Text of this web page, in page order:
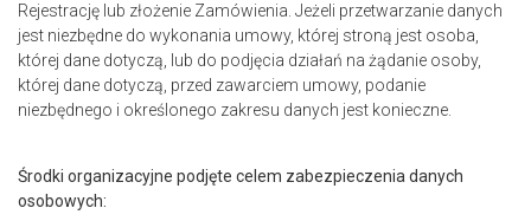
Rejestrację lub złożenie Zamówienia. Jeżeli przetwarzanie danych
jest niezbędne do wykonania umowy, której stroną jest osoba,
której dane dotyczą, lub do podjęcia działań na żądanie osoby,
której dane dotyczą, przed zawarciem umowy, podanie
niezbędnego i określonego zakresu danych jest konieczne.
Środki organizacyjne podjęte celem zabezpieczenia danych
osobowych: